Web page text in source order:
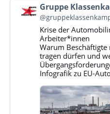
Beitrag
von
Gruppe
Klassenkampf
Bluesky
ansehen
Gruppe
Krise der
Arbeiter*innen
Warum
tragen dürfen und
Infografik zu EU-